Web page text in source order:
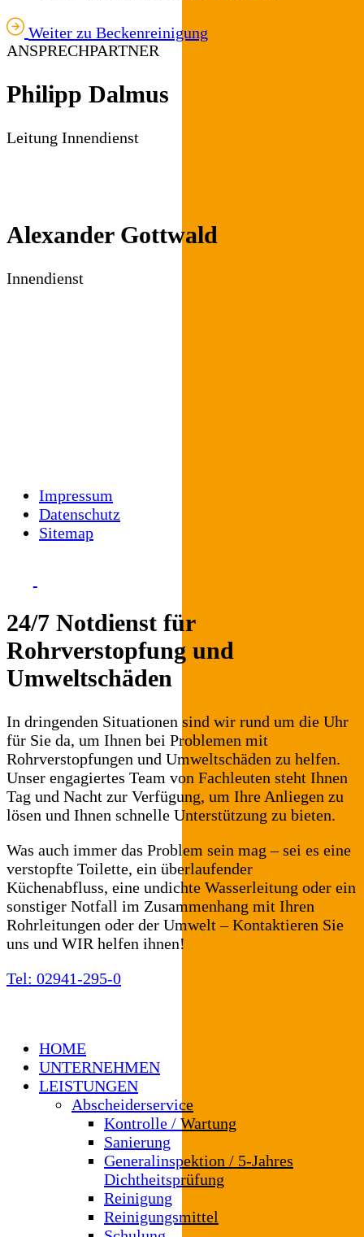
Weiter zu Beckenreinigung
ANSPRECHPARTNER
Philipp Dalmus
Leitung Innendienst
Alexander Gottwald
Innendienst
Impressum
Datenschutz
Sitemap
24/7 Notdienst für
Rohrverstopfung und
Umweltschäden
In dringenden Situationen sind wir rund um die Uhr
für Sie da, um Ihnen bei Problemen mit
Rohrverstopfungen und Umweltschäden zu helfen.
Unser engagiertes Team von Fachleuten steht Ihnen
Tag und Nacht zur Verfügung, um Ihre Anliegen zu
lösen und Ihnen schnelle Unterstützung zu bieten.
Was auch immer das Problem sein mag – sei es eine
verstopfte Toilette, ein überlaufender
Küchenabfluss, eine undichte Wasserleitung oder ein
sonstiger Notfall im Zusammenhang mit Ihren
Rohrleitungen oder der Umwelt – Kontaktieren Sie
uns und WIR helfen ihnen!
Tel: 02941-295-0
HOME
UNTERNEHMEN
LEISTUNGEN
Abscheiderservice
Kontrolle / Wartung
Sanierung
Generalinspektion / 5-Jahres
Dichtheitsprüfung
Reinigung
Reinigungsmittel